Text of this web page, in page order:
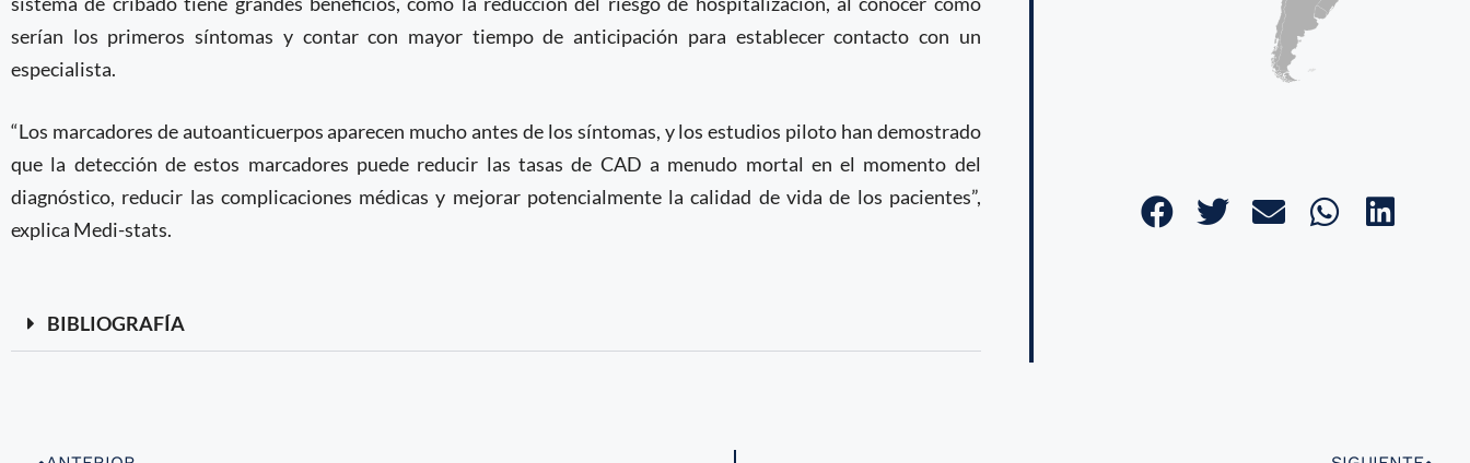
serían los primeros síntomas y contar con mayor tiempo de anticipación para establecer contacto con un
especialista.
“Los marcadores de autoanticuerpos aparecen mucho antes de los síntomas, y los estudios piloto han demostrado
que la detección de estos marcadores puede reducir las tasas de CAD a menudo mortal en el momento del
diagnóstico, reducir las complicaciones médicas y mejorar potencialmente la calidad de vida de los pacientes”,
explica Medi-stats.
BIBLIOGRAFÍA